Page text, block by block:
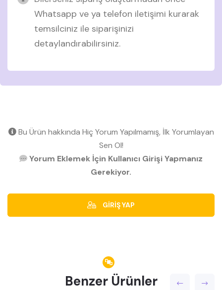
Whatsapp ve ya telefon iletişimi kurarak
temsilciniz ile siparişinizi
detaylandırabilirsiniz.
Bu Ürün hakkında Hiç Yorum Yapılmamış, İlk Yorumlayan
Sen Ol!
Yorum Eklemek İçin Kullanıcı Girişi Yapmanız
Gerekiyor.
GİRİŞ YAP
Benzer Ürünler